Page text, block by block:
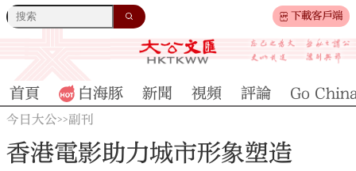
下載客戶端
首頁 白海豚 新聞 視頻 評論 Go
今日大公>>副刊
香港電影助力城市形象塑造